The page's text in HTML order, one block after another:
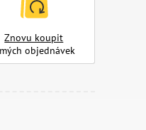
Znovu koupit
objednávek